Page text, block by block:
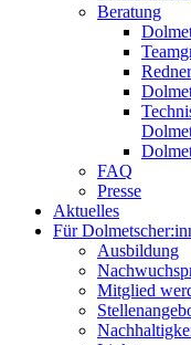
Beratung
FAQ
Presse
Aktuelles
Für
Ausbildung
Mitglied